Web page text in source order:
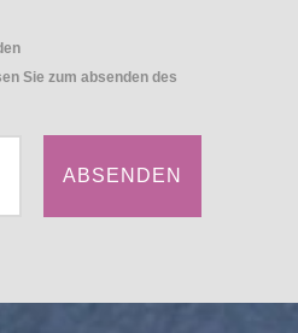
Sie zum absenden des
ABSENDEN